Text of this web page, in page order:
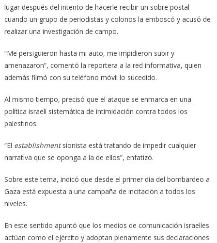
lugar después del intento de hacerle recibir un sobre postal
cuando un grupo de periodistas y colonos la emboscó y acusó de
realizar una investigación de campo.
“Me persiguieron hasta mi auto, me impidieron subir y
amenazaron”, comentó la reportera a la red informativa, quien
además filmó con su teléfono móvil lo sucedido.
Al mismo tiempo, precisó que el ataque se enmarca en una
política israelí sistemática de intimidación contra todos los
palestinos.
“El establishmentsionista está tratando de impedir cualquier
narrativa que se oponga a la de ellos”, enfatizó.
Sobre este tema, indicó que desde el primer día del bombardeo a
Gaza está expuesta a una campaña de incitación a todos los
niveles.
En este sentido apuntó que los medios de comunicación israelíes
actúan como el ejército y adoptan plenamente sus declaraciones